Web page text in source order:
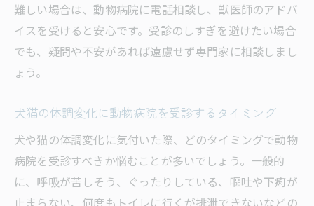
難しい場合は、動物病院に電話相談し、獣医師のアドバ
イスを受けると安心です。受診のしすぎを避けたい場合
でも、疑問や不安があれば遠慮せず専門家に相談しまし
ょう。
犬猫の体調変化に動物病院を受診するタイミング
犬や猫の体調変化に気付いた際、どのタイミングで動物
病院を受診すべきか悩むことが多いでしょう。一般的
に、呼吸が苦しそう、ぐったりしている、嘔吐や下痢が
止まらない、何度もトイレに行くが排泄できないなどの